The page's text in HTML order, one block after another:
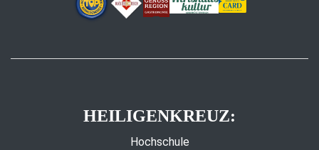
HEILIGENKREUZ:
Hochschule